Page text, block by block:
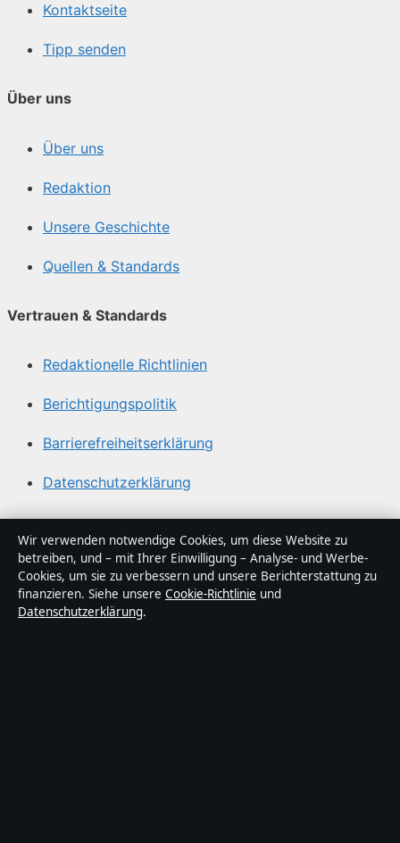
Kontaktseite
Tipp senden
Über uns
Über uns
Redaktion
Unsere Geschichte
Quellen & Standards
Vertrauen & Standards
Redaktionelle Richtlinien
Berichtigungspolitik
Barrierefreiheitserklärung
Datenschutzerklärung
Über Politikstudio in Kürze
Politikstudio ist ein unabhängiger digitaler
Nachrichtenanbieter mit Fokus auf Politik, Wirtschaft,
Technik und Gesellschaft in Deutschland. Jeder Artikel
Wir verwenden notwendige Cookies, um diese Website zu
betreiben, und – mit Ihrer Einwilligung – Analyse- und Werbe-
Cookies, um sie zu verbessern und unsere Berichterstattung zu
finanzieren. Siehe unsere Cookie-Richtlinie und
Datenschutzerklärung.